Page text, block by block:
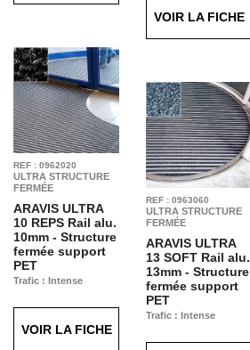
Séchant Gris T61
VOIR LA FICHE
REF : 0962020
ULTRA STRUCTURE
FERMÉE
ARAVIS ULTRA
10 REPS Rail alu.
10mm - Structure
fermée support
PET
Trafic : Intense
Anthracite T11
VOIR LA FICHE
REF : 0963060
ULTRA STRUCTURE
FERMÉE
ARAVIS ULTRA
13 SOFT Rail alu.
13mm - Structure
fermée support
PET
Trafic : Intense
T70